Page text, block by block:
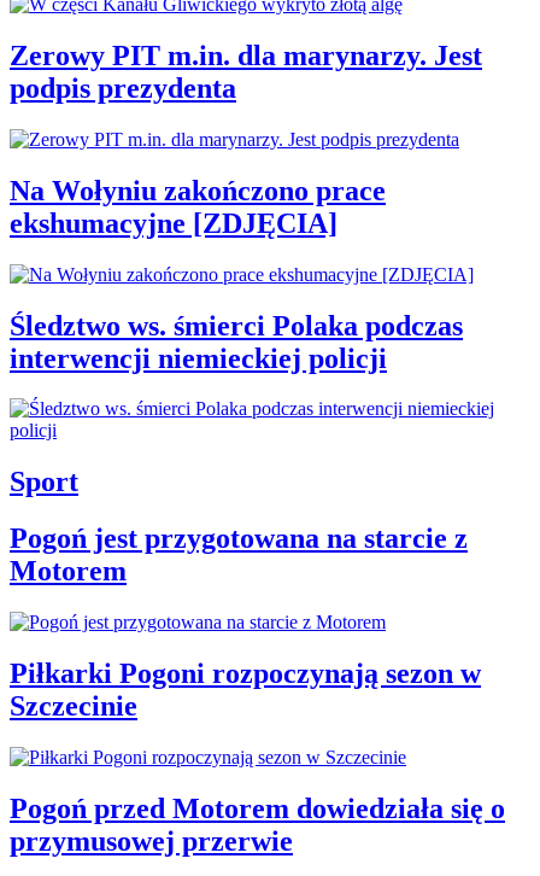
Zerowy PIT m.in. dla marynarzy. Jest
podpis prezydenta
Na Wołyniu zakończono prace
ekshumacyjne [ZDJĘCIA]
Śledztwo ws. śmierci Polaka podczas
interwencji niemieckiej policji
Sport
Pogoń jest przygotowana na starcie z
Motorem
Piłkarki Pogoni rozpoczynają sezon w
Szczecinie
Pogoń przed Motorem dowiedziała się o
przymusowej przerwie